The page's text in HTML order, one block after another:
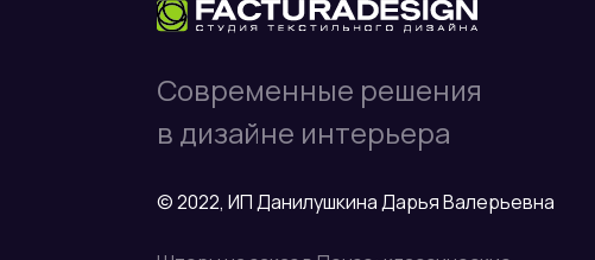
Современные решения
в дизайне интерьера
© 2022, ИП Данилушкина Дарья Валерьевна